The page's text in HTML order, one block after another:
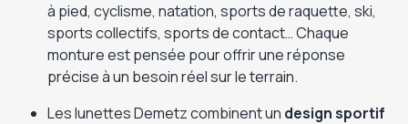
à pied, cyclisme, natation, sports de raquette, ski,
sports collectifs, sports de contact… Chaque
monture est pensée pour offrir une réponse
précise à un besoin réel sur le terrain.
Les lunettes Demetz combinent un design sportif